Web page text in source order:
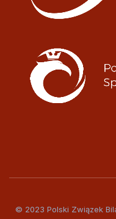
© 2023 Polski Związek